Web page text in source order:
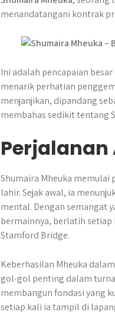
t
e
o
s
r
e
r
p
e
menandatangani kontrak
Ini adalah pencapaian
menarik perhatian
menjanjikan, dipandang
membahas sedikit tentang
Perjalanan
Shumaira Mheuka memulai
lahir. Sejak awal, ia
mental. Dengan semangat
bermainnya, berlatih setiap
Stamford Bridge.
Keberhasilan Mheuka
gol-gol penting dalam
membangun fondasi yang
setiap kali ia tampil di